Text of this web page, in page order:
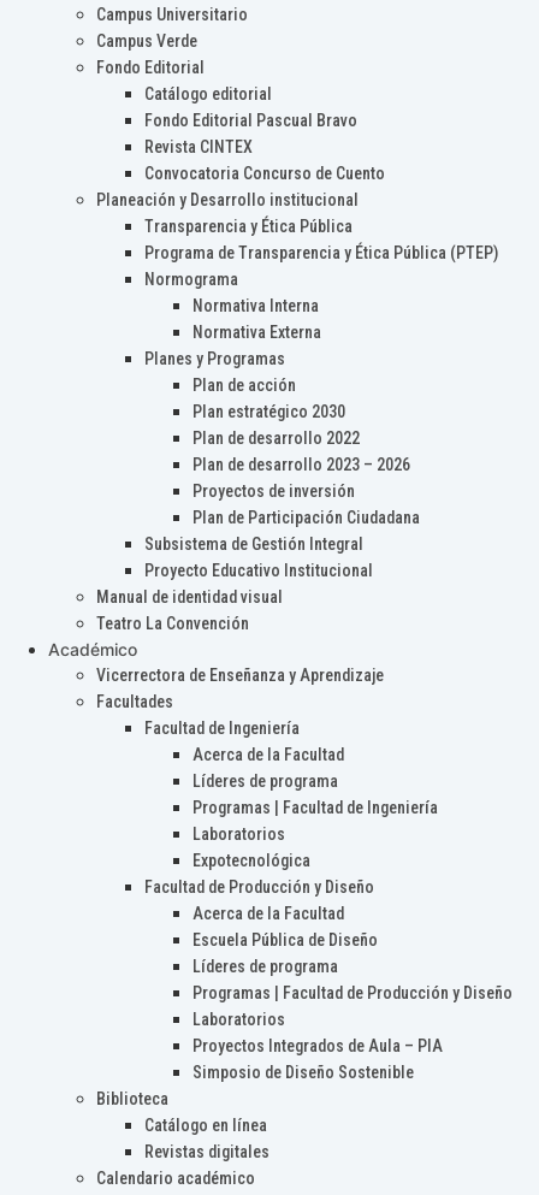
Campus Universitario
Campus Verde
Fondo Editorial
Catálogo editorial
Fondo Editorial Pascual Bravo
Revista CINTEX
Convocatoria Concurso de Cuento
Planeación y Desarrollo institucional
Transparencia y Ética Pública
Programa de Transparencia y Ética Pública (PTEP)
Normograma
Normativa Interna
Normativa Externa
Planes y Programas
Plan de acción
Plan estratégico 2030
Plan de desarrollo 2022
Plan de desarrollo 2023 – 2026
Proyectos de inversión
Plan de Participación Ciudadana
Subsistema de Gestión Integral
Proyecto Educativo Institucional
Manual de identidad visual
Teatro La Convención
Académico
Vicerrectora de Enseñanza y Aprendizaje
Facultades
Facultad de Ingeniería
Acerca de la Facultad
Líderes de programa
Programas | Facultad de Ingeniería
Laboratorios
Expotecnológica
Facultad de Producción y Diseño
Acerca de la Facultad
Escuela Pública de Diseño
Líderes de programa
Programas | Facultad de Producción y Diseño
Laboratorios
Proyectos Integrados de Aula – PIA
Simposio de Diseño Sostenible
Biblioteca
Catálogo en línea
Revistas digitales
Calendario académico